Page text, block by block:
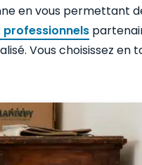
en vous permettant
professionnels
Vous choisissez en